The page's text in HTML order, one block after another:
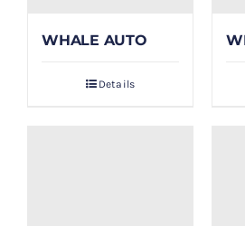
WHALE AUTO
Details